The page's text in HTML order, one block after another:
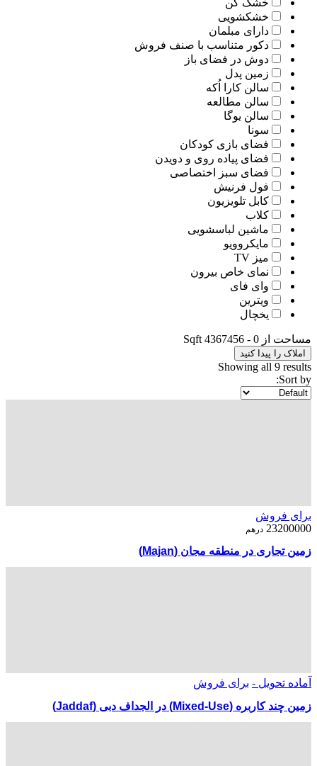
خشکشویی
دارای مبلمان
دکور متناسب با صنف فروش
دوش در فضای باز
زمین پدل
سالن کارا اُکه
سالن مطالعه
سالن یوگا
سونا
فضای بازی کودکان
فضای پیاده روی و دویدن
فضای سبز اختصاصی
فول فرنیش
کابل تلویزیون
کلاب
ماشین لباسشویی
مایکروویو
میز TV
نمای خاص بیرون
وای فای
ویترین
یخچال
مساحت از 0
-
4367456
Sqft
املاک را پیدا کنید
Showing all 9 results
Sort by:
برای فروش
23200000 درهم
زمین تجاری در منطقه مجان (Majan)
آماده تحویل - برای فروش
زمین چند کاربره (Mixed-Use) در الجداف دبی (Jaddaf)